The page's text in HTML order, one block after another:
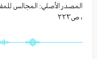
المصدر الأصلي: المجالس
، ص٢٢٣